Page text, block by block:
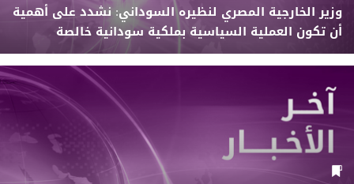
وزير الخارجية المصري لنظيره السوداني: نشدد على أهمية
أن تكون العملية السياسية بملكية سودانية خالصة